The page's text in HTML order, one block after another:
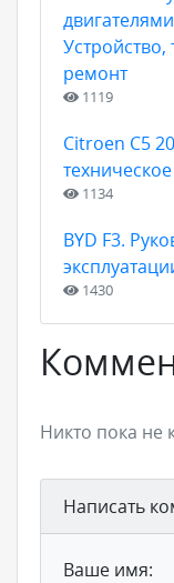
ремонт
1119
Citroen C5
1134
BYD F3.
1430
Никто пока не
Написать
Ваше имя: